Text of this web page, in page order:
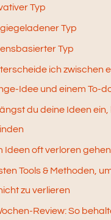
Typ
Typ
Typ
ich zwischen
Idee und einem To-
du deine Ideen ein,
Ideen oft verloren gehen
Tools & Methoden,
zu verlieren
Review: So